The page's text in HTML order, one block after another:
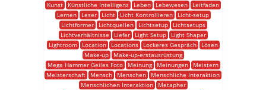
Kunst
Künstliche Intelligenz Leben Lebewesen
Leitfaden
Lernen
Leser Licht Licht Kontrollieren
Licht-setup
Lichtformer
Lichtquellen Lichtsetup
Lichtsetups
Lichtverhältnisse
Liefer Light Setup
Light Shaper
Lightroom
Location Locations Lockeres Gespräch
Lösen
Make-up
Make-up-erstausrüstung
Mega Hammer Geiles Foto
Meinung Meinungen
Meistern
Meisterschaft
Mensch Menschen
Menschliche Interaktion
Menschlichen Interaktion
Metapher